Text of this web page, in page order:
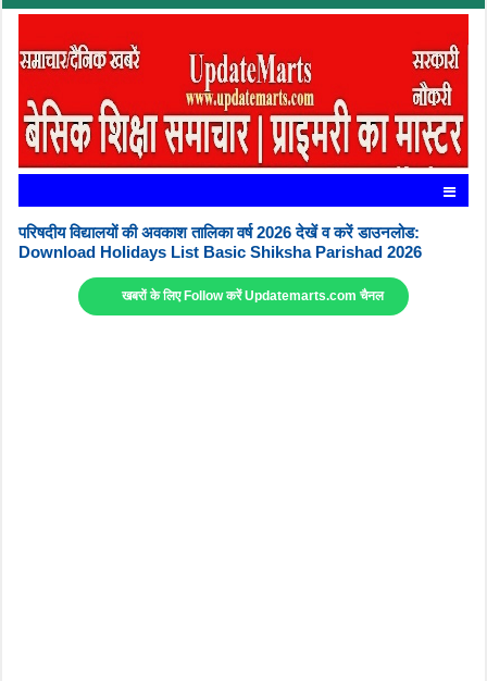
परिषदीय विद्यालयों की अवकाश तालिका वर्ष 2026 देखें व करें डाउनलोड:
Download Holidays List Basic Shiksha Parishad 2026
खबरों के लिए Follow करें Updatemarts.com चैनल